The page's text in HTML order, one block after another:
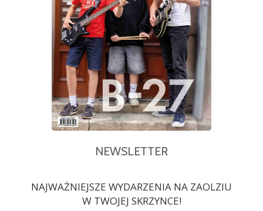
NEWSLETTER
NAJWAŻNIEJSZE WYDARZENIA NA ZAOLZIU
W TWOJEJ SKRZYNCE!